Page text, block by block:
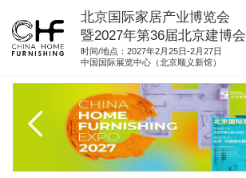
北京国际家居产业博览会
暨2027年第36届北京建博会
时间/地点：2027年2月25日-2月27日
中国国际展览中心（北京顺义新馆）
关于我们